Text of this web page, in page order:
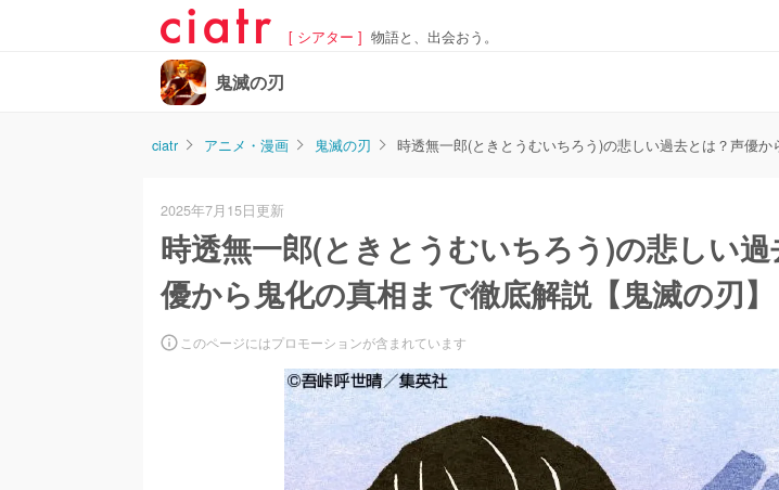
[ シアター ] 物語と、出会おう。
鬼滅の刃
ciatr アニメ・漫画 鬼滅の刃 時透無一郎(ときとうむいちろう)の悲しい過去とは？声優か
2025年7月15日更新
時透無一郎(ときとうむいちろう)の悲しい
優から鬼化の真相まで徹底解説【鬼滅の刃】
このページにはプロモーションが含まれています